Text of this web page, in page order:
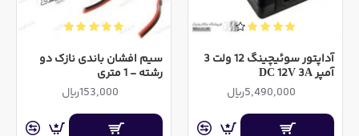
آداپتور سوئیچینگ 12 ولت 3
آمپر DC 12V 3A
5,490,000ریال
سیم افشان باندی نازک دو
رشته - 1 متری
153,000ریال